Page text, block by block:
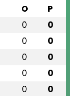
O P
0 0
0 0
0 0
0 0
0 0